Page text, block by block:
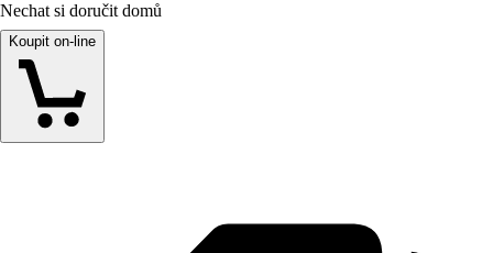
Nechat si doručit domů
Koupit on-line